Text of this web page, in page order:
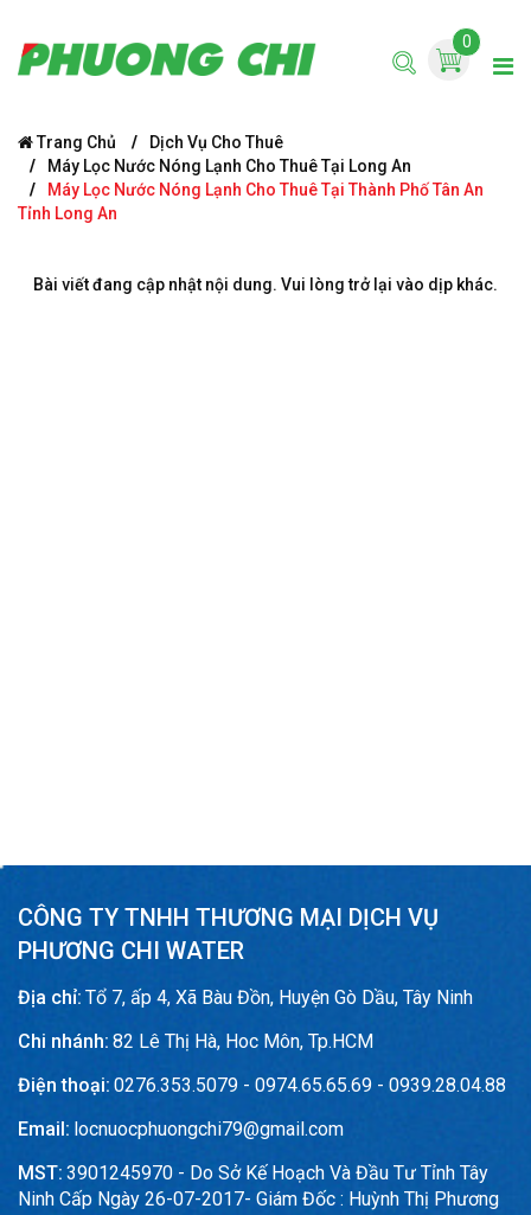
0
Trang Chủ
Dịch Vụ Cho Thuê
Máy Lọc Nước Nóng Lạnh Cho Thuê Tại Long An
Máy Lọc Nước Nóng Lạnh Cho Thuê Tại Thành Phố Tân An
Tỉnh Long An
Bài viết đang cập nhật nội dung. Vui lòng trở lại vào dịp khác.
CÔNG TY TNHH THƯƠNG MẠI DỊCH VỤ
PHƯƠNG CHI WATER
Địa chỉ: Tổ 7, ấp 4, Xã Bàu Đồn, Huyện Gò Dầu, Tây Ninh
Chi nhánh: 82 Lê Thị Hà, Hoc Môn, Tp.HCM
Điện thoại: 0276.353.5079 - 0974.65.65.69 - 0939.28.04.88
Email: locnuocphuongchi79@gmail.com
MST: 3901245970 - Do Sở Kế Hoạch Và Đầu Tư Tỉnh Tây
Ninh Cấp Ngày 26-07-2017- Giám Đốc : Huỳnh Thị Phương